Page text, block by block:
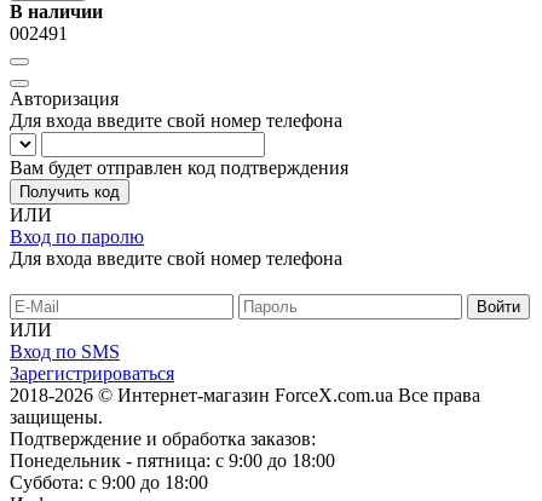
В наличии
002491
Авторизация
Для входа введите свой номер телефона
Вам будет отправлен код подтверждения
Получить код
ИЛИ
Вход по паролю
Для входа введите свой номер телефона
ИЛИ
Вход по SMS
Зарегистрироваться
2018-2026 © Интернет-магазин ForceX.com.ua Все права
защищены.
Подтверждение и обработка заказов:
Понедельник - пятница: с 9:00 до 18:00
Суббота: с 9:00 до 18:00